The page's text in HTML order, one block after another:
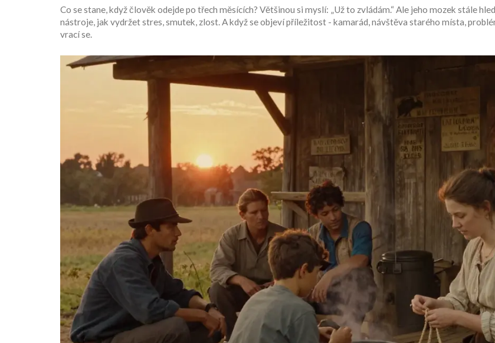
Co se stane, když člověk odejde po třech měsících? Většinou si myslí: „Už to zvládám.“ Ale jeho mozek stále
nástroje, jak vydržet stres, smutek, zlost. A když se objeví příležitost - kamarád, návštěva starého místa,
vrací se.